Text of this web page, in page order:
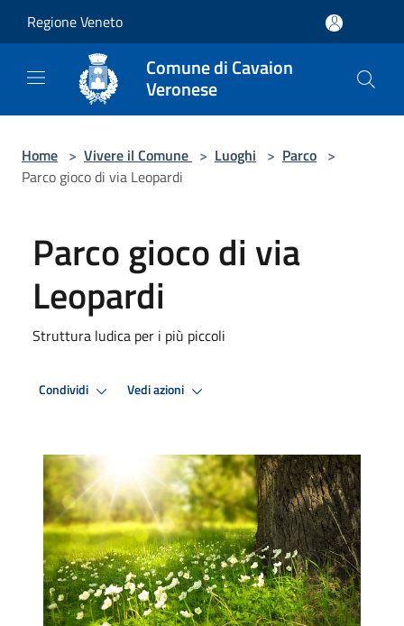
Regione Veneto
Comune di Cavaion
Veronese
Home > Vivere il Comune > Luoghi > Parco >
Parco gioco di via Leopardi
Parco gioco di via
Leopardi
Struttura ludica per i più piccoli
Condividi Vedi azioni